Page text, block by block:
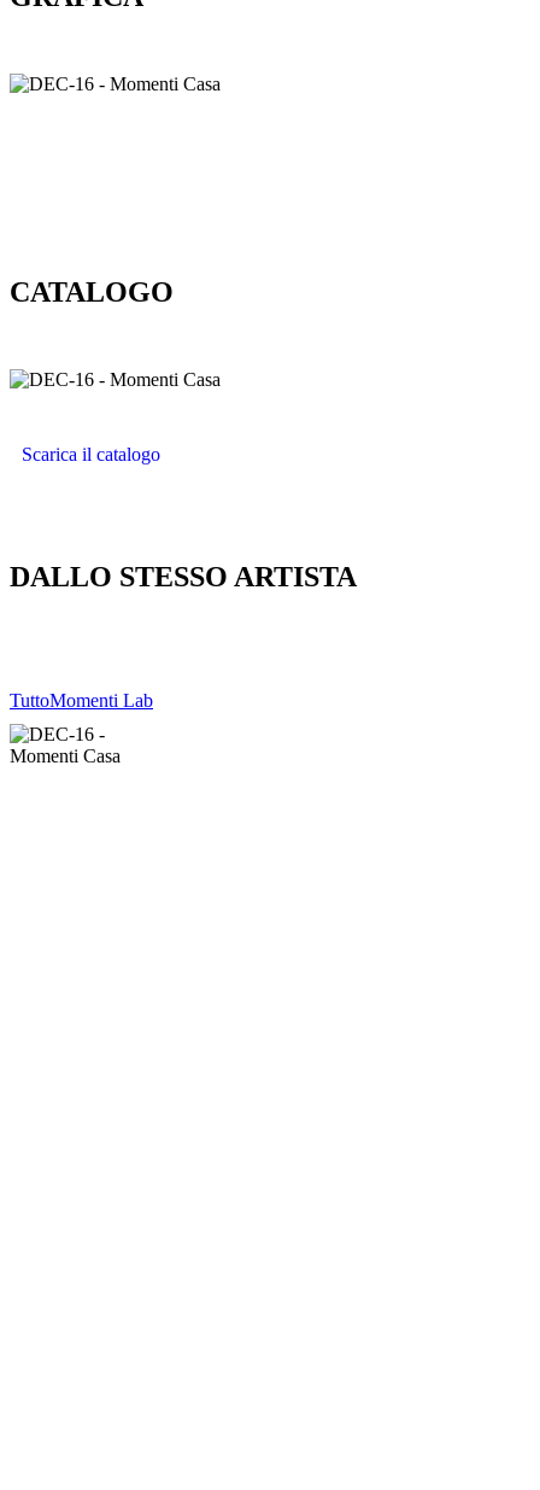
CATALOGO
Scarica il catalogo
DALLO STESSO ARTISTA
TuttoMomenti Lab